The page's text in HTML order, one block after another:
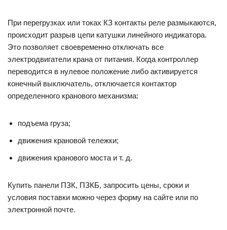
При перегрузках или токах КЗ контакты реле размыкаются,
происходит разрыв цепи катушки линейного индикатора.
Это позволяет своевременно отключать все
электродвигатели крана от питания. Когда контроллер
переводится в нулевое положение либо активируется
конечный выключатель, отключается контактор
определенного кранового механизма:
подъема груза;
движения крановой тележки;
движения кранового моста и т. д.
Купить панели ПЗК, ПЗКБ, запросить цены, сроки и
условия поставки можно через форму на сайте или по
электронной почте.